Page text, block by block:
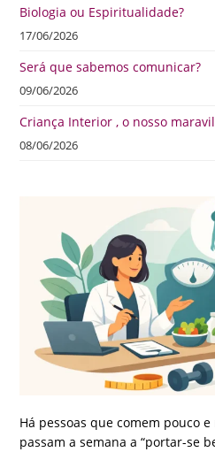
Biologia ou Espiritualidade?
17/06/2026
Será que sabemos comunicar?
09/06/2026
Criança Interior , o nosso
08/06/2026
Há pessoas que comem pouco
passam a semana a “portar-se